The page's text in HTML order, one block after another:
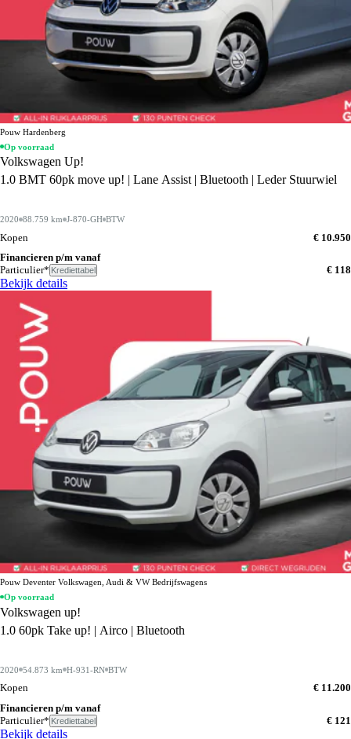
Pouw Hardenberg
Op voorraad
Volkswagen Up!
1.0 BMT 60pk move up! | Lane Assist | Bluetooth | Leder Stuurwiel
2020 88.759 km J-870-GH BTW
Kopen
€ 10.950
Financieren p/m vanaf
Particulier* Krediettabel € 118
Bekijk details
Pouw Deventer Volkswagen, Audi & VW Bedrijfswagens
Op voorraad
Volkswagen up!
1.0 60pk Take up! | Airco | Bluetooth
2020 54.873 km H-931-RN BTW
Kopen
€ 11.200
Financieren p/m vanaf
Particulier* Krediettabel € 121
Bekijk details